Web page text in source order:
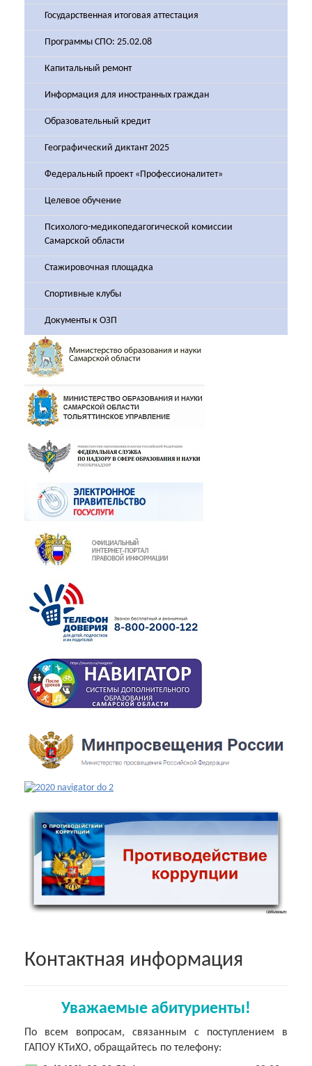
Государственная итоговая аттестация
Программы СПО: 25.02.08
Капитальный ремонт
Информация для иностранных граждан
Образовательный кредит
Географический диктант 2025
Федеральный проект «Профессионалитет»
Целевое обучение
Психолого-медикопедагогической комиссии
Самарской области
Стажировочная площадка
Спортивные клубы
Документы к ОЗП
Контактная информация
Уважаемые абитуриенты!
По всем вопросам, связанным с поступлением в
ГАПОУ КТиХО, обращайтесь по телефону: